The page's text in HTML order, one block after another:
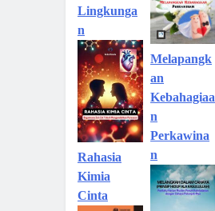
Lingkunga
n
Rahasia
Kimia
Cinta
Melapangk
an
Kebahagiaa
n
Perkawina
n